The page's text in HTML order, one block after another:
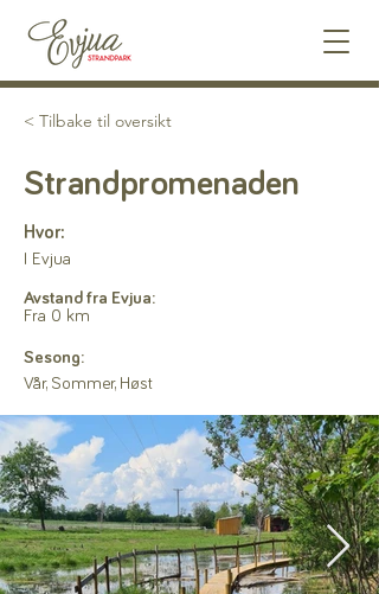
< Tilbake til oversikt
Strandpromenaden
Hvor:
I Evjua
Avstand fra Evjua:
Fra 0 km
Sesong:
Vår, Sommer, Høst